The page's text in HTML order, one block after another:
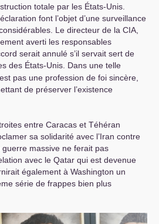
totale par les États-Unis.
font l’objet d’une surveillance
Le directeur de la CIA
averti les responsables
serait annulé s’il servait sert de
des États-Unis. Dans une telle
pas une profession de foi sincère,
de préserver l’existence
entre Caracas et Téhéran
sa solidarité avec l’Iran contre
massive ne ferait pas
avec le Qatar qui est devenue
également à Washington un
série de frappes bien plus